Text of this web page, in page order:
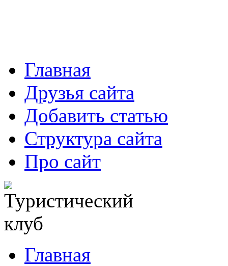
Главная
Друзья сайта
Добавить статью
Структура сайта
Про сайт
Главная